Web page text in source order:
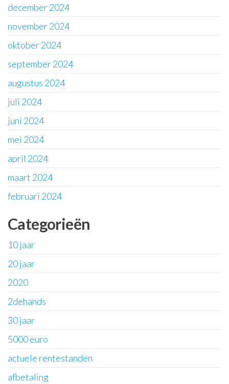
december 2024
november 2024
oktober 2024
september 2024
augustus 2024
juli 2024
juni 2024
mei 2024
april 2024
maart 2024
februari 2024
Categorieën
10 jaar
20 jaar
2020
2dehands
30 jaar
5000 euro
actuele rentestanden
afbetaling